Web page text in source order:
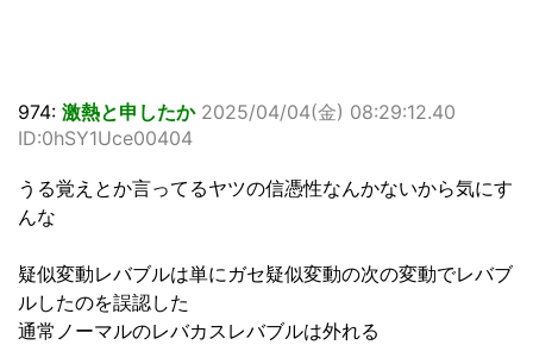
974: 激熱と申したか 2025/04/04(金) 08:29:12.40
ID:0hSY1Uce00404
うる覚えとか言ってるヤツの信憑性なんかないから気にす
んな
疑似変動レバブルは単にガセ疑似変動の次の変動でレバブ
ルしたのを誤認した
通常ノーマルのレバカスレバブルは外れる